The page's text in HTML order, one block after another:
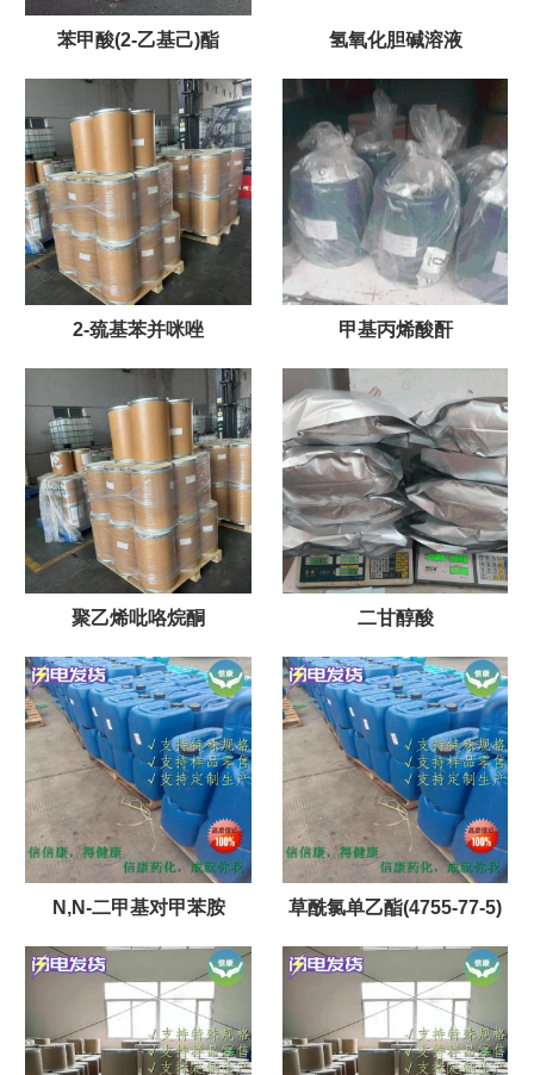
苯甲酸(2-乙基己)酯 氢氧化胆碱溶液
2-巯基苯并咪唑 甲基丙烯酸酐
聚乙烯吡咯烷酮 二甘醇酸
N,N-二甲基对甲苯胺 草酰氯单乙酯(4755-77-5)